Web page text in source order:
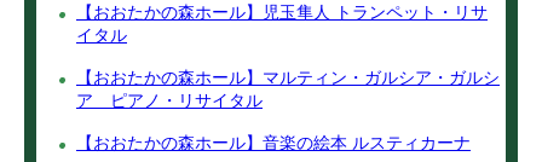
【おおたかの森ホール】児玉隼人 トランペット・リサ
イタル
【おおたかの森ホール】マルティン・ガルシア・ガルシ
ア ピアノ・リサイタル
【おおたかの森ホール】音楽の絵本 ルスティカーナ